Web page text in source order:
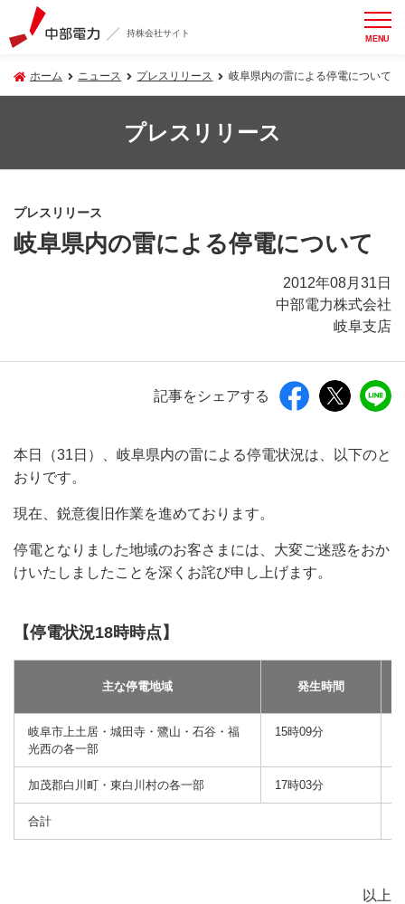
持株会社サイト MENU
ホーム ニュース プレスリリース 岐阜県内の雷による停電について
プレスリリース
プレスリリース
岐阜県内の雷による停電について
2012年08月31日
中部電力株式会社
岐阜支店
記事をシェアする
本日（31日）、岐阜県内の雷による停電状況は、以下のと
おりです。
現在、鋭意復旧作業を進めております。
停電となりました地域のお客さまには、大変ご迷惑をおか
けいたしましたことを深くお詫び申し上げます。
【停電状況18時時点】
主な停電地域 発生時間
岐阜市上土居・城田寺・鷺山・石谷・福
光西の各一部
15時09分
加茂郡白川町・東白川村の各一部 17時03分
合計
以上